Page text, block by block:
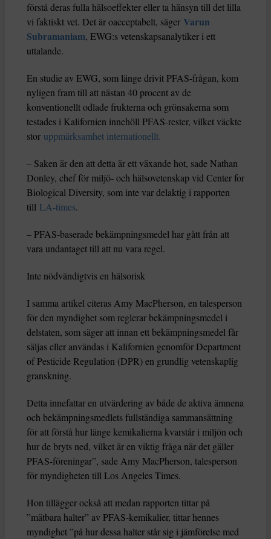
förstå deras fulla hälsoeffekter eller ta hänsyn till det lilla
vi faktiskt vet. Det är oacceptabelt, säger Varun
Subramaniam, EWG:s vetenskapsanalytiker i ett
uttalande.
En studie av EWG, som länge drivit PFAS-frågan, kom
nyligen fram till att nästan 40 procent av de
konventionellt odlade frukterna och grönsakerna som
testades i Kalifornien innehöll PFAS-rester, vilket väckte
stor uppmärksamhet internationellt.
– Saken är den att detta är ett växande hot, sade Nathan
Donley, chef för miljö- och hälsovetenskap vid Center for
Biological Diversity, som inte var delaktig i rapporten
till LA-times.
– PFAS-baserade bekämpningsmedel har gått från att
vara undantaget till att nu vara regel.
Inte nödvändigtvis en hälsorisk
I samma artikel citeras Amy MacPherson, en talesperson
för den myndighet som reglerar bekämpningsmedel i
delstaten, som säger att innan ett bekämpningsmedel får
säljas eller användas i Kalifornien genomför Department
of Pesticide Regulation (DPR) en grundlig vetenskaplig
granskning.
Detta innefattar en utvärdering av både de aktiva ämnena
och bekämpningsmedlets fullständiga sammansättning
för att förstå hur länge kemikalierna kvarstår i miljön och
hur de bryts ned, vilket är en viktig fråga när det gäller
PFAS-föreningar”, sade Amy MacPherson, talesperson
för myndigheten till Los Angeles Times.
Hon tillägger också att medan rapporten tittar på
”mätbara halter” av PFAS-kemikalier, tittar hennes
myndighet ”på hur dessa halter står sig i jämförelse med